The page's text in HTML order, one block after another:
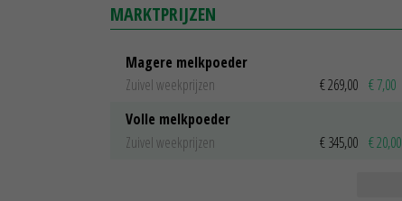
MARKTPRIJZEN
Magere melkpoeder
Zuivel weekprijzen
€ 269,00 € 7,00
Volle melkpoeder
Zuivel weekprijzen
€ 345,00 € 20,00